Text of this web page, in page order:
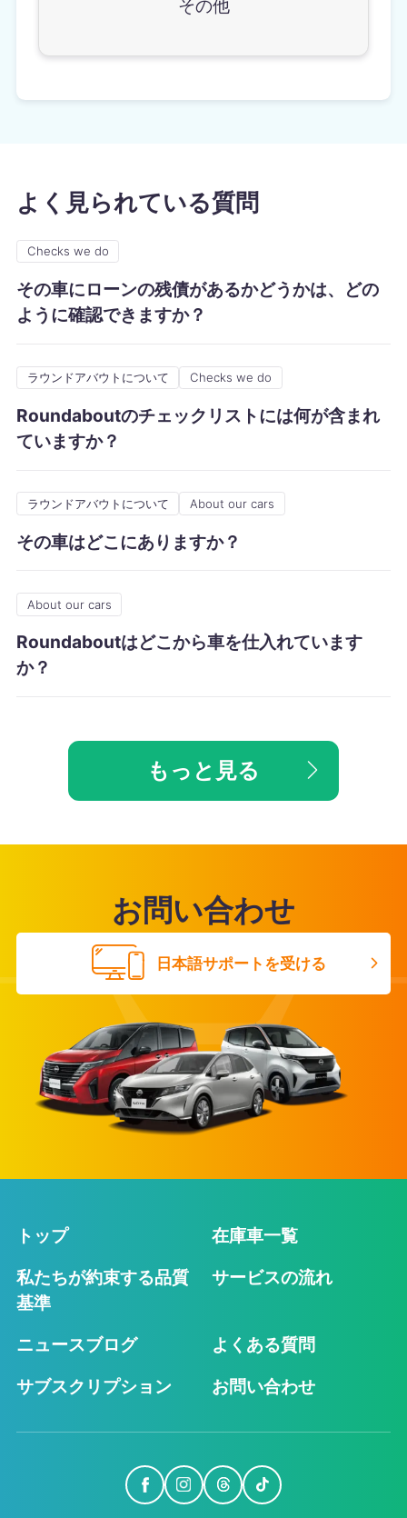
その他
よく見られている質問
Checks we do
その車にローンの残債があるかどうかは、どの
ように確認できますか？
ラウンドアバウトについて Checks we do
Roundaboutのチェックリストには何が含まれ
ていますか？
ラウンドアバウトについて About our cars
その車はどこにありますか？
About our cars
Roundaboutはどこから車を仕入れています
か？
もっと見る
お問い合わせ
日本語サポートを受ける
トップ
在庫車一覧
私たちが約束する品質
基準
サービスの流れ
ニュースブログ
よくある質問
サブスクリプション
お問い合わせ